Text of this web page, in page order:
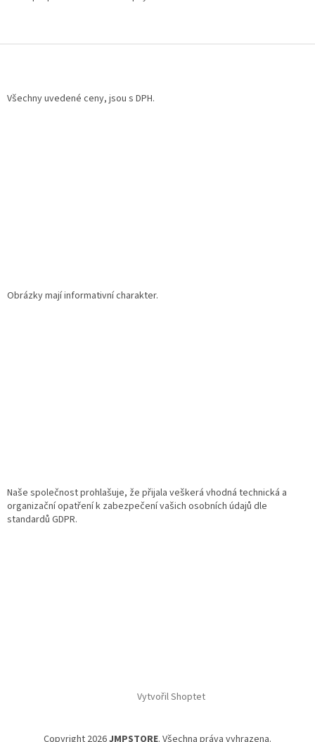
Všechny uvedené ceny, jsou s DPH.
Obrázky mají informativní charakter.
Naše společnost prohlašuje, že přijala veškerá vhodná technická a
organizační opatření k zabezpečení vašich osobních údajů dle
standardů GDPR.
Vytvořil Shoptet